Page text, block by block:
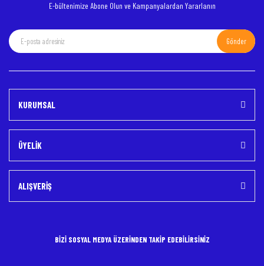
E-bültenimize Abone Olun ve Kampanyalardan Yararlanın
Gönder
KURUMSAL
ÜYELİK
ALIŞVERİŞ
BİZİ SOSYAL MEDYA ÜZERİNDEN TAKİP EDEBİLİRSİNİZ